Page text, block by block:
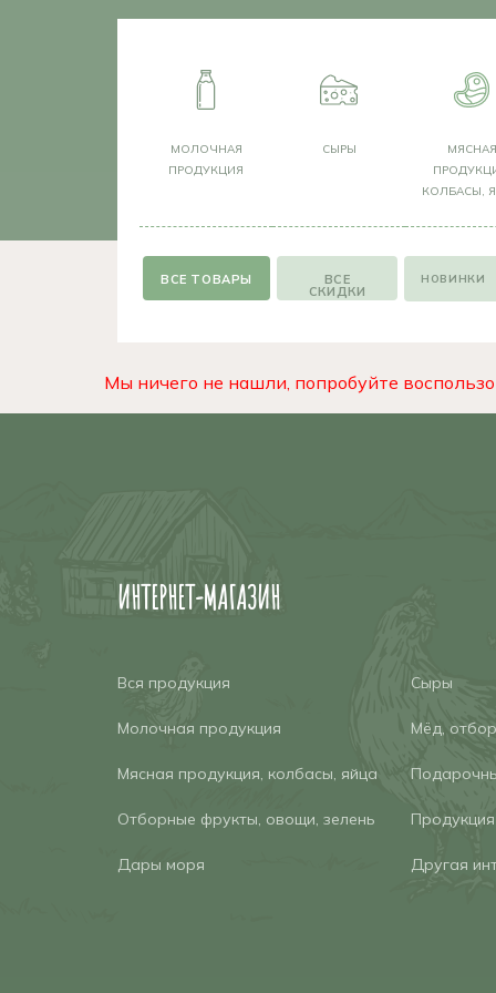
МОЛОЧНАЯ
ПРОДУКЦИЯ
СЫРЫ
МЯСНАЯ
КОЛБАСЫ,
ВСЕ
СКИДКИ
НОВИНКИ
Мы ничего не нашли, попробуйте
ИНТЕРНЕТ-МАГАЗИН
Вся продукция
Молочная продукция
Мясная продукция, колбасы, яйца
Отборные фрукты, овощи, зелень
Дары моря
Сыры
Мёд,
Другая